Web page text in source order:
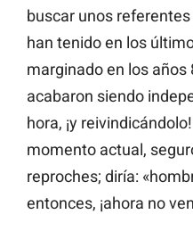
buscar unos
han tenido en los
marginado en los años
acabaron siendo
hora, ¡y
momento actual,
reproches; diría:
entonces, ¡ahora no